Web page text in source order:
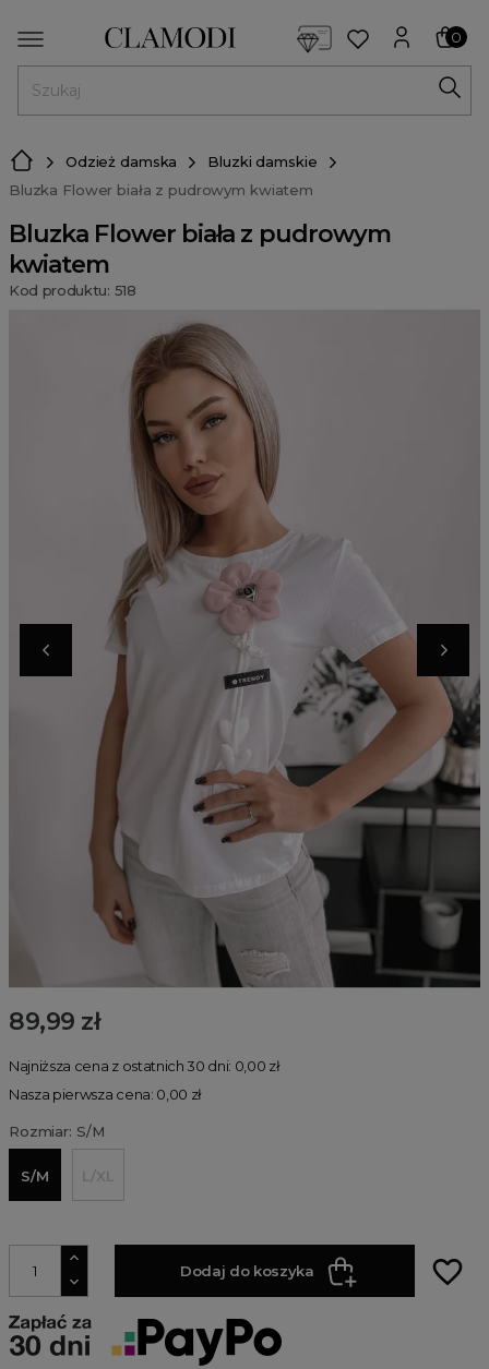
0
Odzież damska
Bluzki damskie
Bluzka Flower biała z pudrowym kwiatem
Bluzka Flower biała z pudrowym
kwiatem
Kod produktu: 518
89,99 zł
Najniższa cena z ostatnich 30 dni: 0,00 zł
Nasza pierwsza cena: 0,00 zł
Rozmiar: S/M
S/M L/XL
Dodaj do koszyka favorite_border